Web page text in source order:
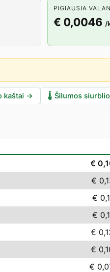
PIGIAUSIA
€ 0,0046 /
kaštai → 🌡️ Šilumos
€
€
€
€
€
€
€